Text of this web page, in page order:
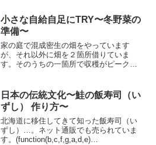
とても充実した１日となりました。興味
ある方はぜひ。本記事は下記の...
小さな自給自足にTRY〜冬野菜の
準備〜
家の庭で混成密生の畑をやっています
が、それ以外に畑を２箇所借りていま
す。そのうちの一箇所で収穫がピークを
に冬野菜の種を植えました。今はまだ夏
なのに、、、という感じですが...
日本の伝統文化〜鮭の飯寿司（い
ずし） 作り方〜
北海道に移住してきて知った飯寿司（い
ずし）…。ネット通販でも売られていま
す。(function(b,c,f,g,a,d,e)